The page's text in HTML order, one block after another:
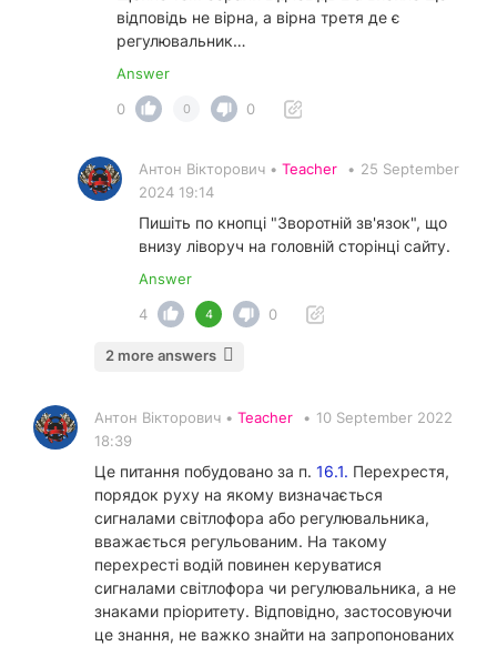
відповідь не вірна, а вірна третя де є
регулювальник…
Answer
0
0 0
Антон Вікторович • Teacher • 25 September
2024 19:14
Пишіть по кнопці "Зворотній зв'язок", що
внизу ліворуч на головній сторінці сайту.
Answer
4
4 0
2 more answers
Антон Вікторович • Teacher • 10 September 2022
18:39
Це питання побудовано за п. 16.1. Перехрестя,
порядок руху на якому визначається
сигналами світлофора або регулювальника,
вважається регульованим. На такому
перехресті водій повинен керуватися
сигналами світлофора чи регулювальника, а не
знаками пріоритету. Відповідно, застосовуючи
це знання, не важко знайти на запропонованих